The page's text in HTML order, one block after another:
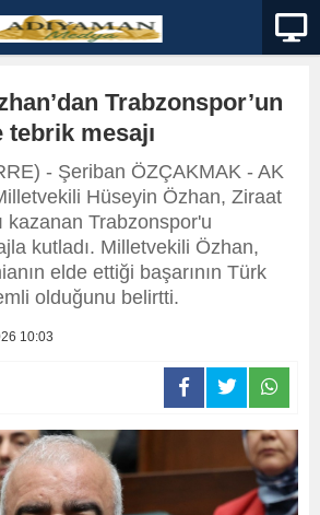
Trabzonspor’un
mesajı
- Şeriban ÖZÇAKMAK - AK
Hüseyin Özhan, Ziraat
kazanan Trabzonspor'u
kutladı. Milletvekili Özhan,
elde ettiği başarının Türk
olduğunu belirtti.
10:03